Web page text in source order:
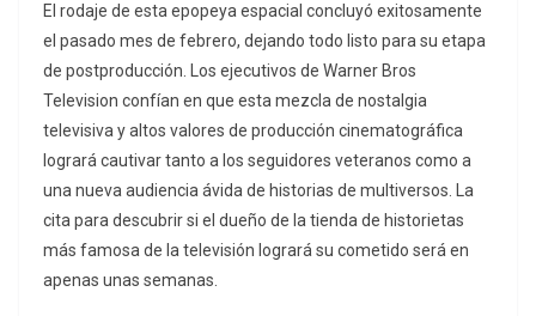
El rodaje de esta epopeya espacial concluyó exitosamente
el pasado mes de febrero, dejando todo listo para su etapa
de postproducción. Los ejecutivos de Warner Bros
Television confían en que esta mezcla de nostalgia
televisiva y altos valores de producción cinematográfica
logrará cautivar tanto a los seguidores veteranos como a
una nueva audiencia ávida de historias de multiversos. La
cita para descubrir si el dueño de la tienda de historietas
más famosa de la televisión logrará su cometido será en
apenas unas semanas.